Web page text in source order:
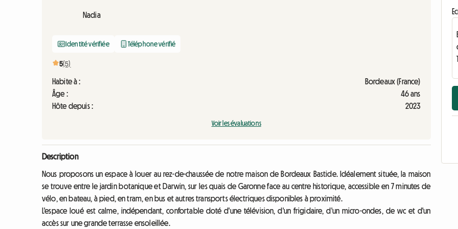
Nadia
Identité vérifiée Téléphone vérifié
5(5)
Habite à :
Bordeaux (France)
Âge :
46 ans
Hôte depuis :
2023
Voir les évaluations
Description
Nous proposons un espace à louer au rez-de-chaussée de notre maison de Bordeaux Bastide. Idéalement située, la maison
se trouve entre le jardin botanique et Darwin, sur les quais de Garonne face au centre historique, accessible en 7 minutes de
vélo, en bateau, à pied, en tram, en bus et autres transports électriques disponibles à proximité.
L'espace loué est calme, indépendant, confortable doté d'une télévision, d'un frigidaire, d'un micro-ondes, de wc et d'un
accès sur une grande terrasse ensoleillée.